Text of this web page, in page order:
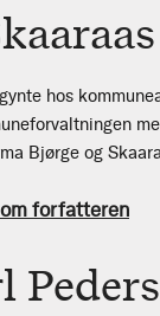
hos
Bjørge og
forfatteren